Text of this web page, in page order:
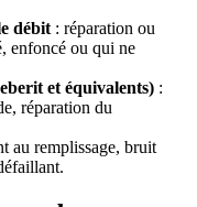
débit : réparation ou
enfoncé ou qui ne
et équivalents) :
réparation du
au remplissage, bruit